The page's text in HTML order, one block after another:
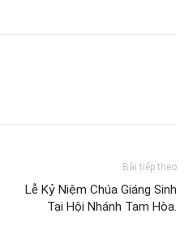
Bài tiếp theo
Lễ Kỷ Niệm Chúa Giáng Sinh
Tại Hội Nhánh Tam Hòa.